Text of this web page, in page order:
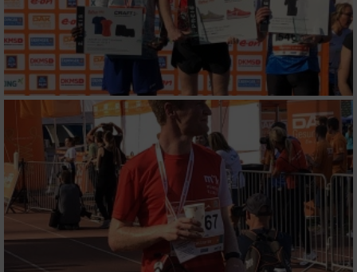
Verwendung von Profilen zur Auswahl
personalisierter Inhalte
Messung der Werbeleistung
Messung der Performance von Inhalten
Analyse von Zielgruppen durch Statistiken
oder Kombinationen von Daten aus
verschiedenen Quellen
Entwicklung und Verbesserung der Angebote
Verwendung reduzierter Daten zur Auswahl
von Inhalten